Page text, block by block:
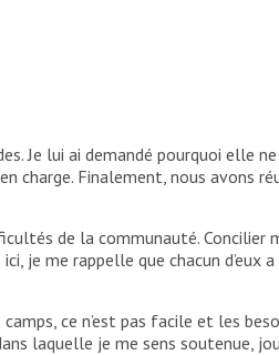
Je lui ai demandé pourquoi elle
charge. Finalement, nous avons
de la communauté.
je me rappelle que chacun d’eux
ce n’est pas facile et les
laquelle je me sens soutenue,